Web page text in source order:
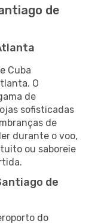
de
Cuba
O
de
sofisticadas
de
durante o voo,
ou saboreie
de
do